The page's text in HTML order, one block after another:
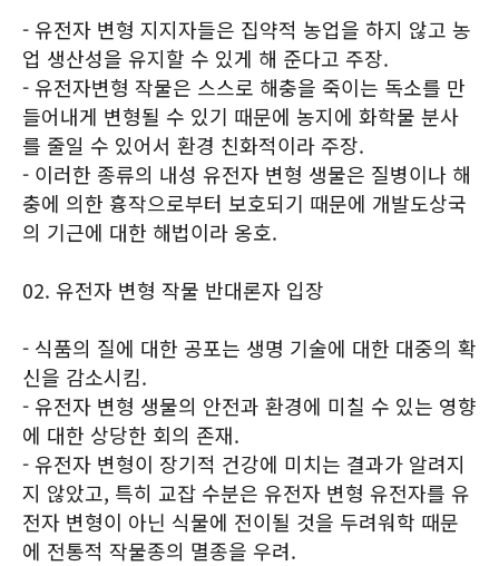
- 유전자 변형 지지자들은 집약적 농업을 하지 않고 농
업 생산성을 유지할 수 있게 해 준다고 주장.
- 유전자변형 작물은 스스로 해충을 죽이는 독소를 만
들어내게 변형될 수 있기 때문에 농지에 화학물 분사
를 줄일 수 있어서 환경 친화적이라 주장.
- 이러한 종류의 내성 유전자 변형 생물은 질병이나 해
충에 의한 흉작으로부터 보호되기 때문에 개발도상국
의 기근에 대한 해법이라 옹호.
02. 유전자 변형 작물 반대론자 입장
- 식품의 질에 대한 공포는 생명 기술에 대한 대중의 확
신을 감소시킴.
- 유전자 변형 생물의 안전과 환경에 미칠 수 있는 영향
에 대한 상당한 회의 존재.
- 유전자 변형이 장기적 건강에 미치는 결과가 알려지
지 않았고, 특히 교잡 수분은 유전자 변형 유전자를 유
전자 변형이 아닌 식물에 전이될 것을 두려워학 때문
에 전통적 작물종의 멸종을 우려.